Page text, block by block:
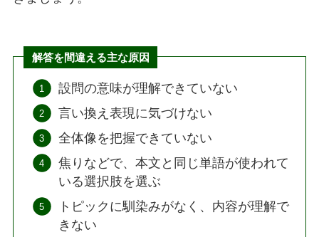
解答を間違える主な原因
設問の意味が理解できていない
言い換え表現に気づけない
全体像を把握できていない
焦りなどで、本文と同じ単語が使われて
いる選択肢を選ぶ
トピックに馴染みがなく、内容が理解で
きない